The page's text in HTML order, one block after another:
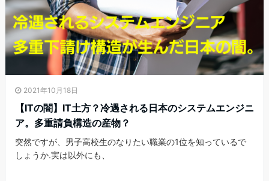
2021年10月18日
【ITの闇】IT土方？冷遇される日本のシステムエンジニ
ア。多重請負構造の産物？
突然ですが、男子高校生のなりたい職業の1位を知っているで
しょうか.実は以外にも、